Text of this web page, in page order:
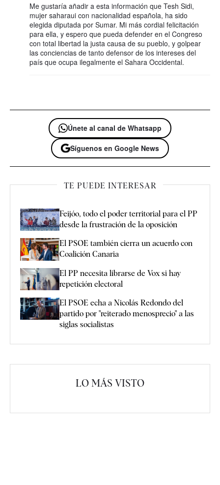
Me gustaría añadir a esta información que Tesh Sidi,
mujer saharaui con nacionalidad española, ha sido
elegida diputada por Sumar. Mi más cordial felicitación
para ella, y espero que pueda defender en el Congreso
con total libertad la justa causa de su pueblo, y golpear
las conciencias de tanto defensor de los intereses del
país que ocupa ilegalmente el Sahara Occidental.
Únete al canal de Whatsapp
Síguenos en Google News
TE PUEDE INTERESAR
Feijóo, todo el poder territorial para el PP
desde la frustración de la oposición
El PSOE también cierra un acuerdo con
Coalición Canaria
El PP necesita librarse de Vox si hay
repetición electoral
El PSOE echa a Nicolás Redondo del
partido por "reiterado menosprecio" a las
siglas socialistas
LO MÁS VISTO